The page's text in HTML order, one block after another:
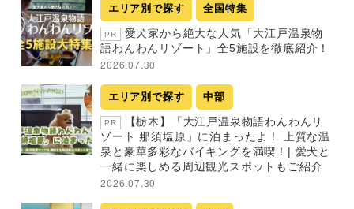
エリア別で探す 全国特集
PR
愛犬家から絶大な人気「大江戸温泉物
語わんわんリゾート」全5施設を徹底紹介！
2026.07.30
エリア別で探す 中部
PR
【栃木】「大江戸温泉物語わんわんリ
ゾート 那須塩原」に泊まったよ！ 上質な温
泉と豪華多彩なバイキングを満喫！| 愛犬と
一緒に楽しめる周辺観光スポットもご紹介
2026.07.30